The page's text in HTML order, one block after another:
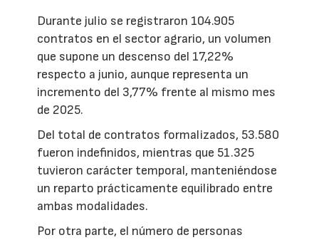
Durante julio se registraron 104.905
contratos en el sector agrario, un volumen
que supone un descenso del 17,22%
respecto a junio, aunque representa un
incremento del 3,77% frente al mismo mes
de 2025.
Del total de contratos formalizados, 53.580
fueron indefinidos, mientras que 51.325
tuvieron carácter temporal, manteniéndose
un reparto prácticamente equilibrado entre
ambas modalidades.
Por otra parte, el número de personas